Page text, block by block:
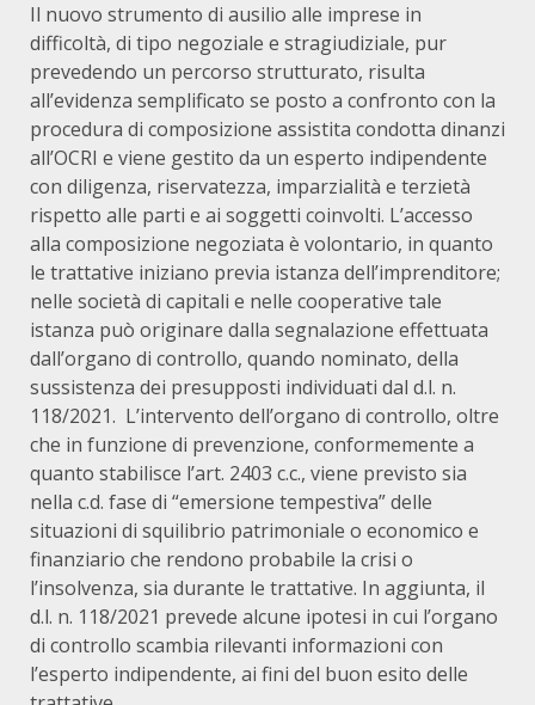
Il nuovo strumento di ausilio alle imprese in
difficoltà, di tipo negoziale e stragiudiziale, pur
prevedendo un percorso strutturato, risulta
all’evidenza semplificato se posto a confronto con la
procedura di composizione assistita condotta dinanzi
all’OCRI e viene gestito da un esperto indipendente
con diligenza, riservatezza, imparzialità e terzietà
rispetto alle parti e ai soggetti coinvolti. L’accesso
alla composizione negoziata è volontario, in quanto
le trattative iniziano previa istanza dell’imprenditore;
nelle società di capitali e nelle cooperative tale
istanza può originare dalla segnalazione effettuata
dall’organo di controllo, quando nominato, della
sussistenza dei presupposti individuati dal d.l. n.
118/2021. L’intervento dell’organo di controllo, oltre
che in funzione di prevenzione, conformemente a
quanto stabilisce l’art. 2403 c.c., viene previsto sia
nella c.d. fase di “emersione tempestiva” delle
situazioni di squilibrio patrimoniale o economico e
finanziario che rendono probabile la crisi o
l’insolvenza, sia durante le trattative. In aggiunta, il
d.l. n. 118/2021 prevede alcune ipotesi in cui l’organo
di controllo scambia rilevanti informazioni con
l’esperto indipendente, ai fini del buon esito delle